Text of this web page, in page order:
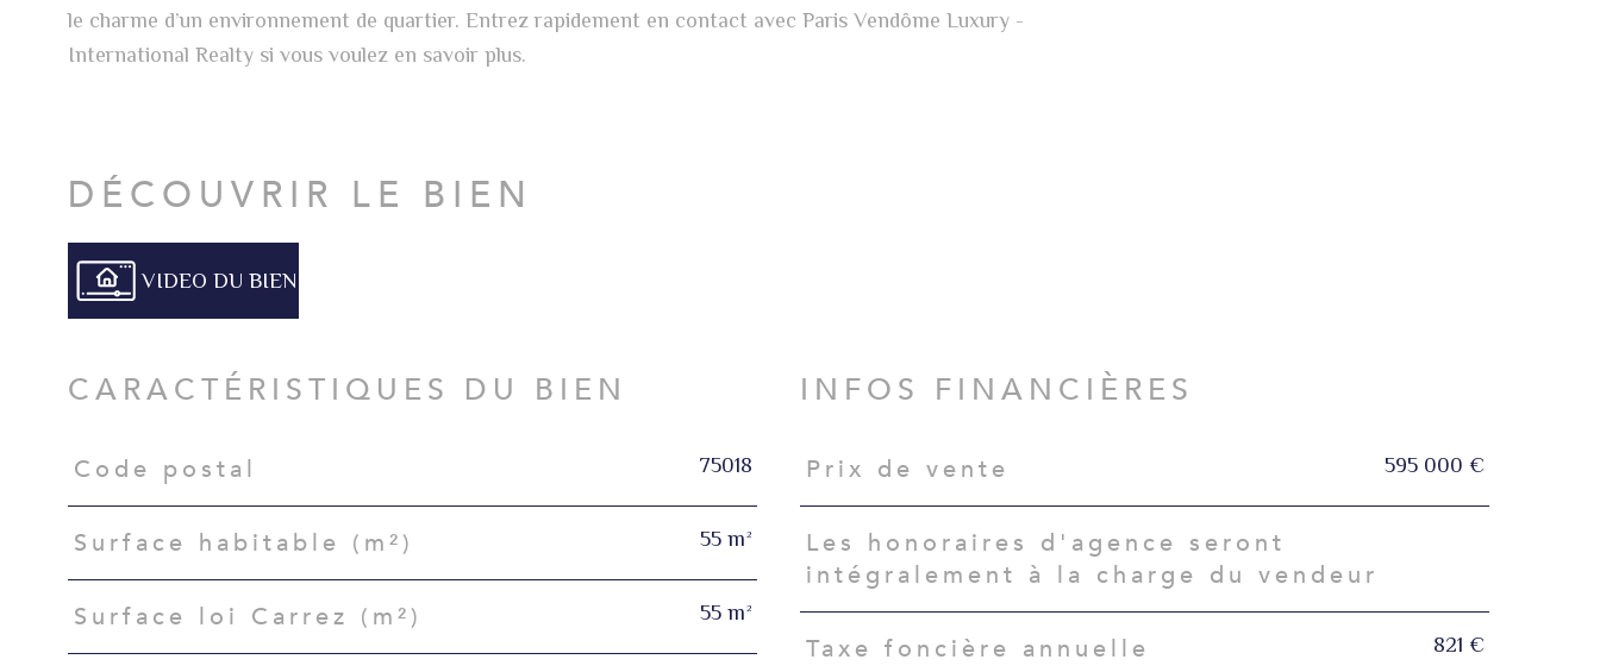
le charme d’un environnement de quartier. Entrez rapidement en contact avec Paris Vendôme Luxury -
International Realty si vous voulez en savoir plus.
DÉCOUVRIR LE BIEN
VIDEO DU BIEN
CARACTÉRISTIQUES DU BIEN
Caractéristiques Valeurs
Code postal 75018
Surface habitable (m²) 55 m²
Surface loi Carrez (m²) 55 m²
INFOS FINANCIÈRES
Caractéristiques Valeurs
Prix de vente 595 000 €
Les honoraires d'agence seront
intégralement à la charge du vendeur
Taxe foncière annuelle 821 €